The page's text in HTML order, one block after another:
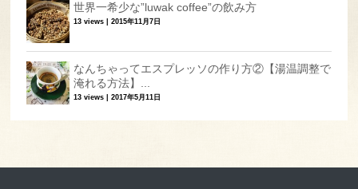
世界一希少な”luwak coffee”の飲み方
13 views |2015年11月7日
なんちゃってエスプレッソの作り方②【湯温調整で
淹れる方法】...
13 views |2017年5月11日